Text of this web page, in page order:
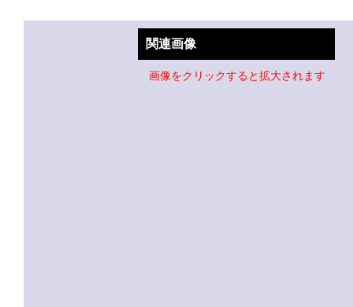
関連画像
画像をクリックすると拡大されます